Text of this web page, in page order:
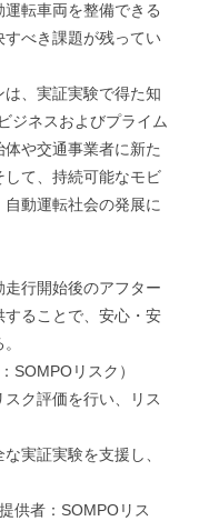
転車両を整備できる
べき課題が残ってい
、実証実験で得た知
ジネスおよびプライム
や交通事業者に新た
て、持続可能なモビ
動運転社会の発展に
行開始後のアフター
ることで、安心・安
SOMPOリスク）
ク評価を行い、リス
実証実験を支援し、
供者：SOMPOリス